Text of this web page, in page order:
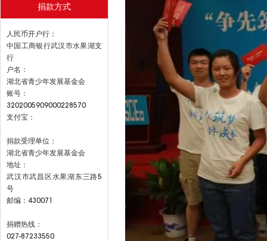
捐款方式
人民币开户行：
中国工商银行武汉市水果湖支
行
户名：
湖北省青少年发展基金会
账号：
3202005909000228570
支付宝：
捐款受理单位：
湖北省青少年发展基金会
地址：
武汉市武昌区水果湖东三路5
号
邮编：430071
捐赠热线：
027-87233550